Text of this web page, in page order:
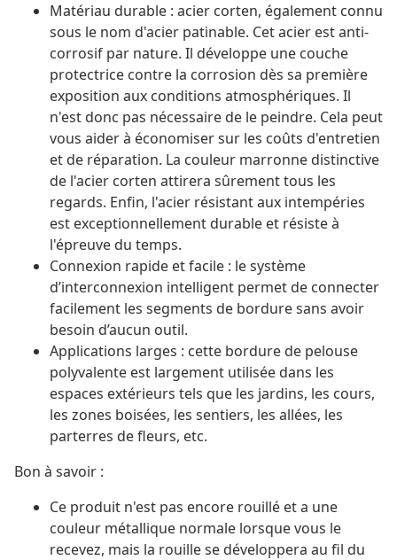
Matériau durable : acier corten, également connu
sous le nom d'acier patinable. Cet acier est anti-
corrosif par nature. Il développe une couche
protectrice contre la corrosion dès sa première
exposition aux conditions atmosphériques. Il
n'est donc pas nécessaire de le peindre. Cela peut
vous aider à économiser sur les coûts d'entretien
et de réparation. La couleur marronne distinctive
de l'acier corten attirera sûrement tous les
regards. Enfin, l'acier résistant aux intempéries
est exceptionnellement durable et résiste à
l'épreuve du temps.
Connexion rapide et facile : le système
d’interconnexion intelligent permet de connecter
facilement les segments de bordure sans avoir
besoin d’aucun outil.
Applications larges : cette bordure de pelouse
polyvalente est largement utilisée dans les
espaces extérieurs tels que les jardins, les cours,
les zones boisées, les sentiers, les allées, les
parterres de fleurs, etc.
Bon à savoir :
Ce produit n'est pas encore rouillé et a une
couleur métallique normale lorsque vous le
recevez, mais la rouille se développera au fil du